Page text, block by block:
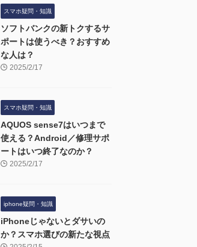
スマホ疑問・知識
ソフトバンクの新トクするサ
ポートは使うべき？おすすめ
な人は？
2025/2/17
スマホ疑問・知識
AQUOS sense7はいつまで
使える？Android／修理サポ
ートはいつ終了なのか？
2025/2/17
iphone疑問・知識
iPhoneじゃないとダサいの
か？スマホ選びの新たな視点